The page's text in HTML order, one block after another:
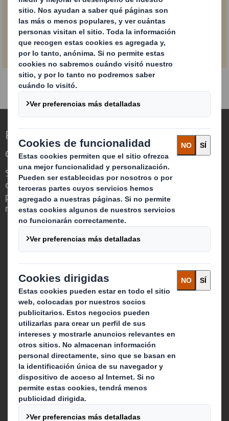
Descargar folleto
0,4 MB
Redefinimos el packaging para un mundo
cambiante
Somos diferentes porque vemos la
oportunidad de que el embalaje juegue un
papel fundamental en el mundo que nos
rodea.
Quienes somos
Sobre DS Smith
Sobre International Paper
Combinación IP + DS Smith
Inversores
Sostenibilidad
Media
Carreras